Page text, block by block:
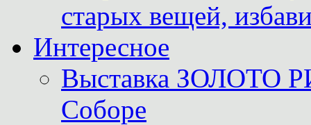
старых вещей,
Интересное
Выставка ЗОЛОТО
Соборе